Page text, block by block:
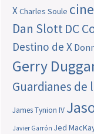
XCharles Soule
Dan SlottDC
Destino de X
Gerry
Guardianes de
James Tynion IV
Javier Garrón Jed